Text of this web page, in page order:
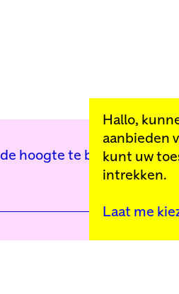
hoogte te blijven van
Hallo,
aanbieden
kunt uw
intrekken.
Laat me